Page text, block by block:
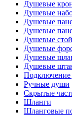
Душевые
Душевые
Душевые
Душевые
Душевые
Душевые
Душевые
Душевые
Подключение
Ручные души
Скрытые
Шланги
Шланговые